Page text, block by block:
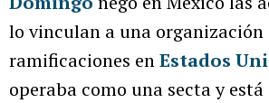
lo vinculan a una
ramificaciones enEstados
operaba como una secta y